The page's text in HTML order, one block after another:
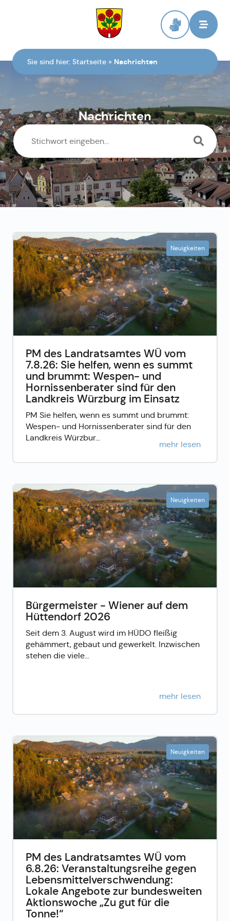
Sie sind hier: Startseite » Nachrichten
Nachrichten
Neuigkeiten
PM des Landratsamtes WÜ vom
7.8.26: Sie helfen, wenn es summt
und brummt: Wespen- und
Hornissenberater sind für den
Landkreis Würzburg im Einsatz
PM Sie helfen, wenn es summt und brummt:
Wespen- und Hornissenberater sind für den
Landkreis Würzbur...
mehr lesen
Neuigkeiten
Bürgermeister - Wiener auf dem
Hüttendorf 2026
Seit dem 3. August wird im HÜDO fleißig
gehämmert, gebaut und gewerkelt. Inzwischen
stehen die viele...
mehr lesen
Neuigkeiten
PM des Landratsamtes WÜ vom
6.8.26: Veranstaltungsreihe gegen
Lebensmittelverschwendung:
Lokale Angebote zur bundesweiten
Aktionswoche „Zu gut für die
Tonne!“